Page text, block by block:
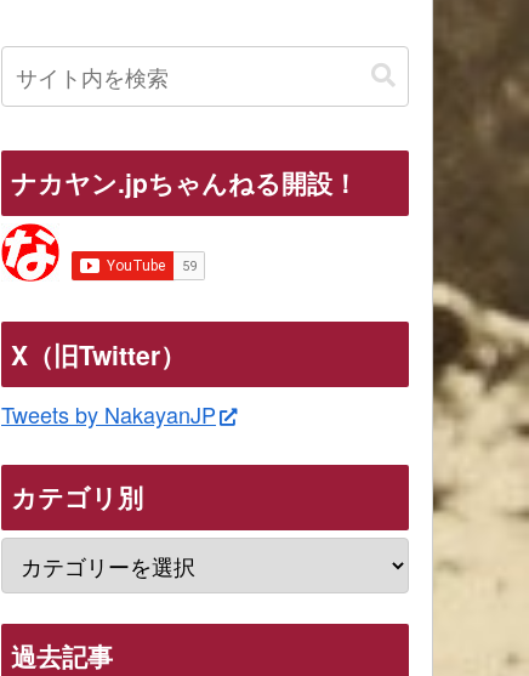
ナカヤン.jpちゃんねる開設！
X（旧Twitter）
Tweets by NakayanJP
カテゴリ別
過去記事